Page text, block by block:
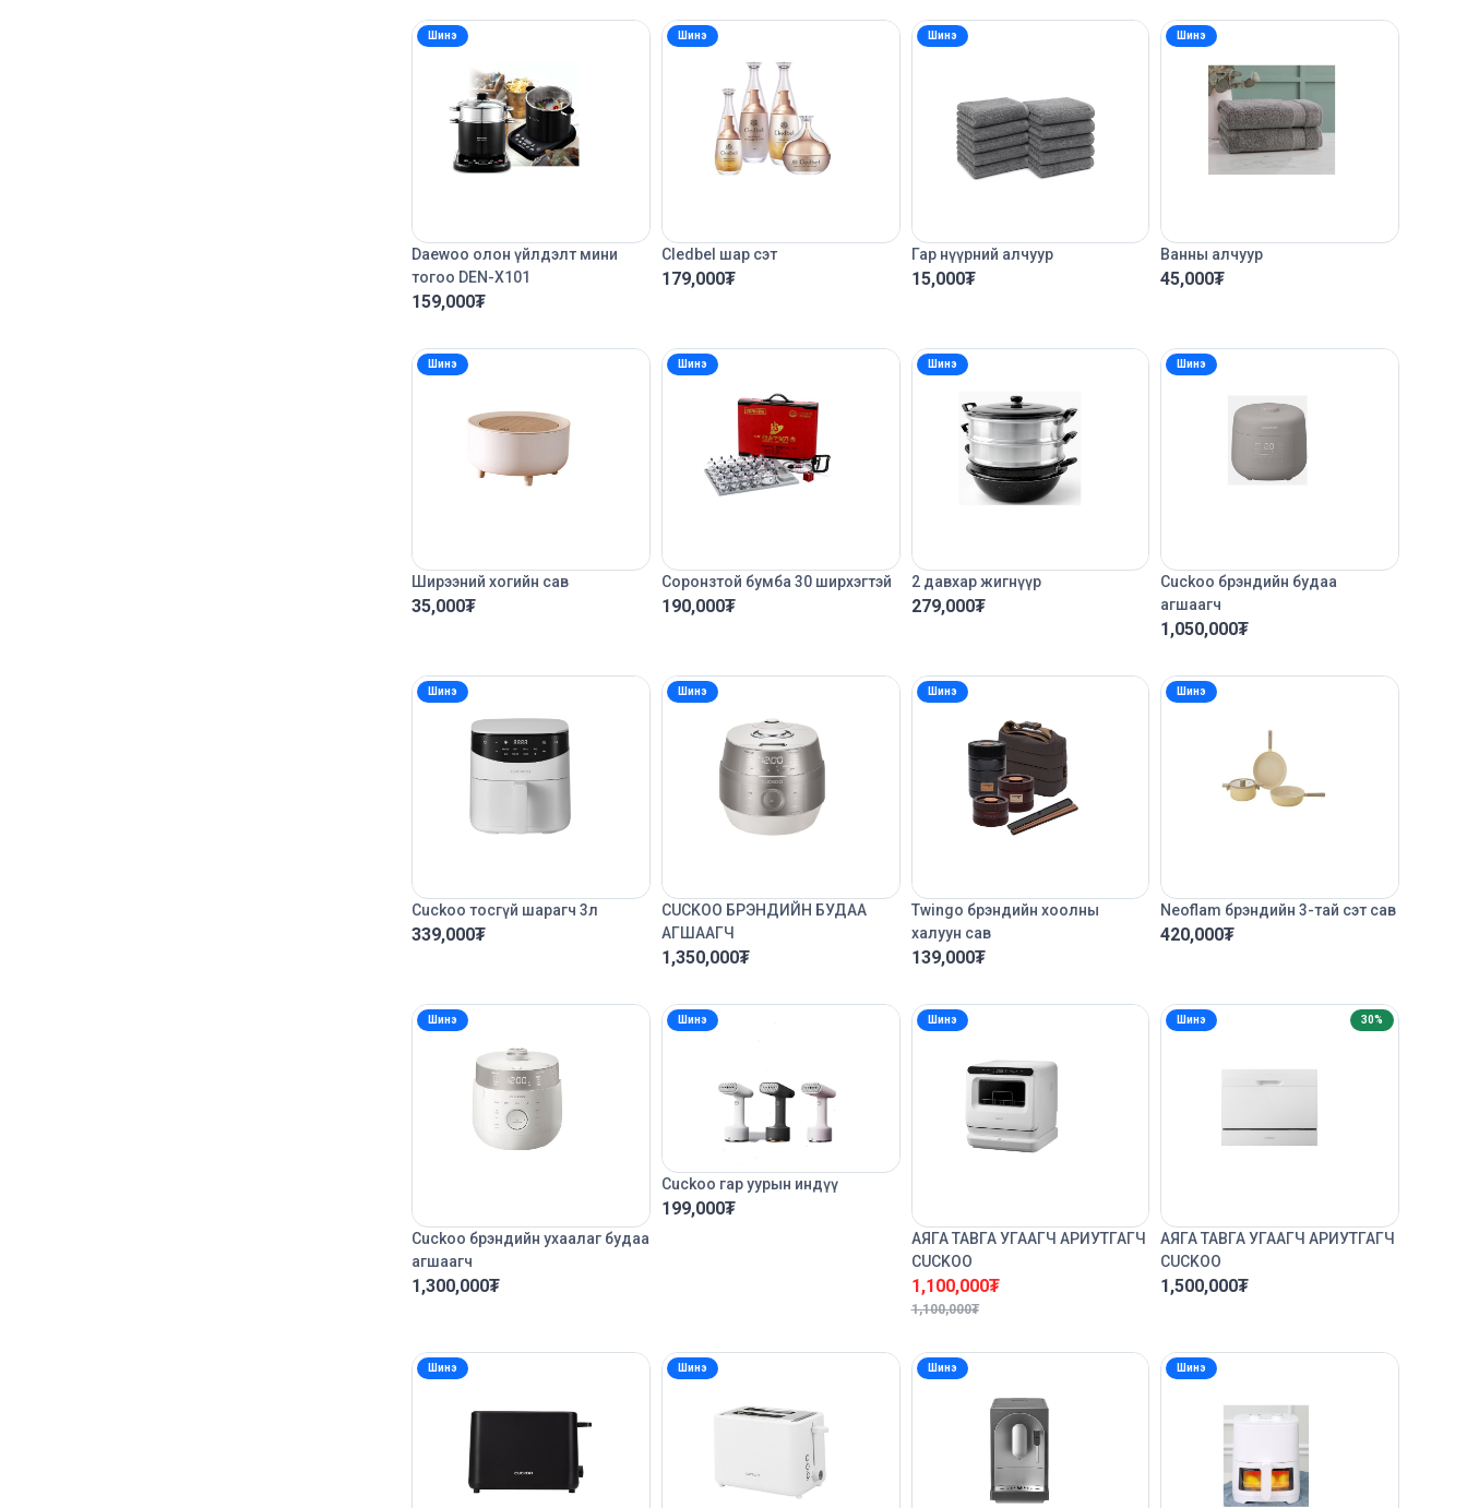
Шинэ
Daewoo олон үйлдэлт мини
тогоо DEN-X101
159,000₮
Шинэ
Cledbel шар сэт
179,000₮
Шинэ
Гар нүүрний алчуур
15,000₮
Шинэ
Ванны алчуур
45,000₮
Шинэ
Ширээний хогийн сав
35,000₮
Шинэ
Соронзтой бумба 30 ширхэгтэй
190,000₮
Шинэ
2 давхар жигнүүр
279,000₮
Шинэ
Cuckoo брэндийн будаа
агшаагч
1,050,000₮
Шинэ
Cuckoo тосгүй шарагч 3л
339,000₮
Шинэ
CUCKOO БРЭНДИЙН БУДАА
АГШААГЧ
1,350,000₮
Шинэ
Twingo брэндийн хоолны
халуун сав
139,000₮
Шинэ
Neoflam брэндийн 3-тай сэт сав
420,000₮
Шинэ
Cuckoo брэндийн ухаалаг будаа
агшаагч
1,300,000₮
Шинэ
Cuckoo гар уурын индүү
199,000₮
Шинэ
АЯГА ТАВГА УГААГЧ АРИУТГАГЧ
CUCKOO
1,100,000₮
1,100,000₮
Шинэ 30%
АЯГА ТАВГА УГААГЧ АРИУТГАГЧ
CUCKOO
1,500,000₮
Шинэ Шинэ Шинэ Шинэ